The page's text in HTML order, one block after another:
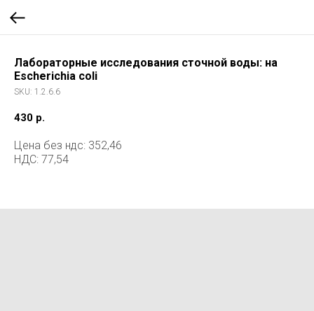
Лабораторные исследования сточной воды: на
Escherichia coli
SKU: 1.2.6.6
430 р.
Цена без ндс: 352,46
НДС: 77,54